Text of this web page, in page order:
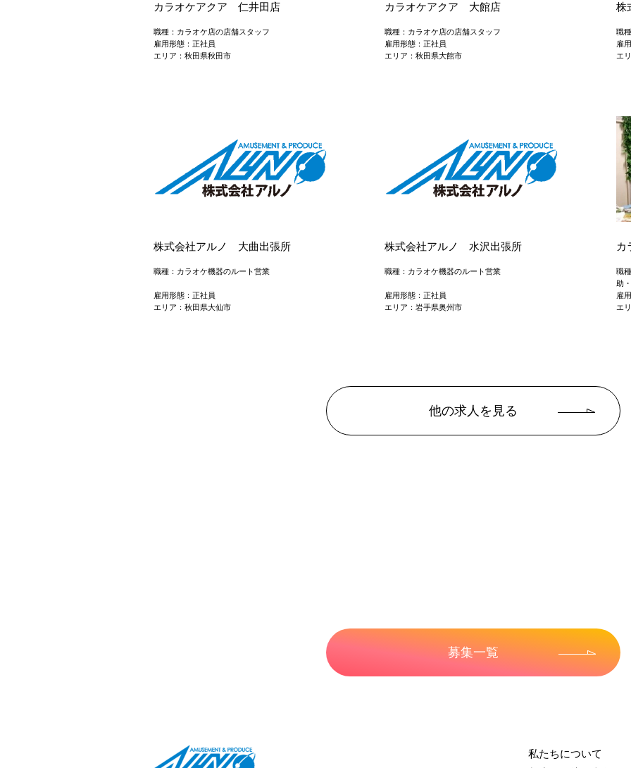
カラオケアクア 仁井田店
職種：カラオケ店の店舗スタッフ
雇用形態：正社員
エリア：秋田県秋田市
カラオケアクア 大館店
職種：カラオケ店の店舗スタッフ
雇用形態：正社員
エリア：秋田県大館市
株
職
雇
エ
株式会社アルノ 大曲出張所
職種：カラオケ機器のルート営業
雇用形態：正社員
エリア：秋田県大仙市
株式会社アルノ 水沢出張所
職種：カラオケ機器のルート営業
雇用形態：正社員
エリア：岩手県奥州市
カ
職
助
雇
エ
他の求人を見る
募集一覧
私たちについて